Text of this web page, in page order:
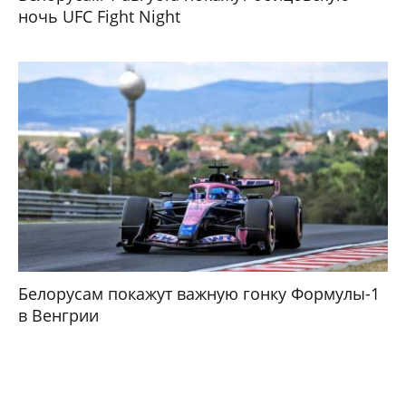
ночь UFC Fight Night
Белорусам покажут важную гонку Формулы-1
в Венгрии